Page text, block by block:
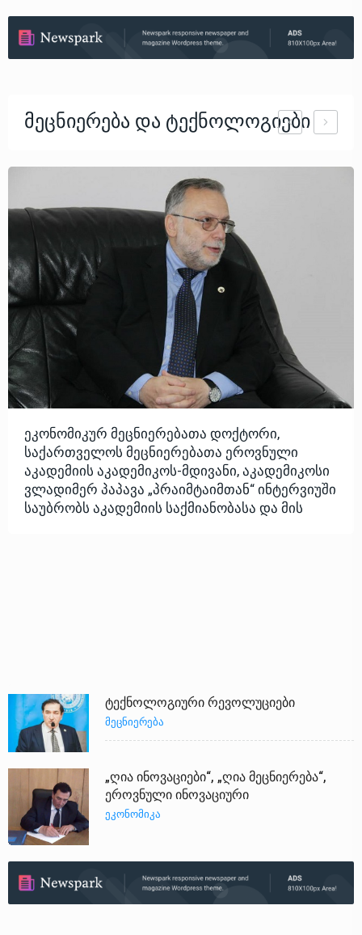
Მეცნიერება Და Ტექნოლოგიები
ეკონომიკურ მეცნიერებათა დოქტორი,
საქართველოს მეცნიერებათა ეროვნული
აკადემიის აკადემიკოს-მდივანი, აკადემიკოსი
ვლადიმერ პაპავა „პრაიმტაიმთან“ ინტერვიუში
საუბრობს აკადემიის საქმიანობასა და მის
ტექნოლოგიური რევოლუციები
ᲛᲔᲪᲜᲘᲔᲠᲔᲑᲐ
„ღია ინოვაციები“, „ღია მეცნიერება“,
ეროვნული ინოვაციური
ᲔᲙᲝᲜᲝᲛᲘᲙᲐ